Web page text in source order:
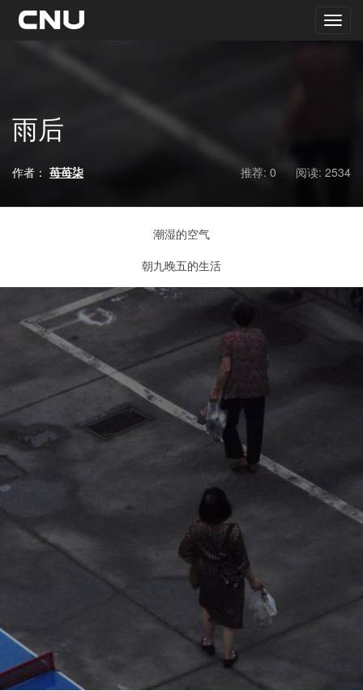
雨后
作者： 苺苺柒 推荐: 0 阅读: 2534
潮湿的空气
朝九晚五的生活